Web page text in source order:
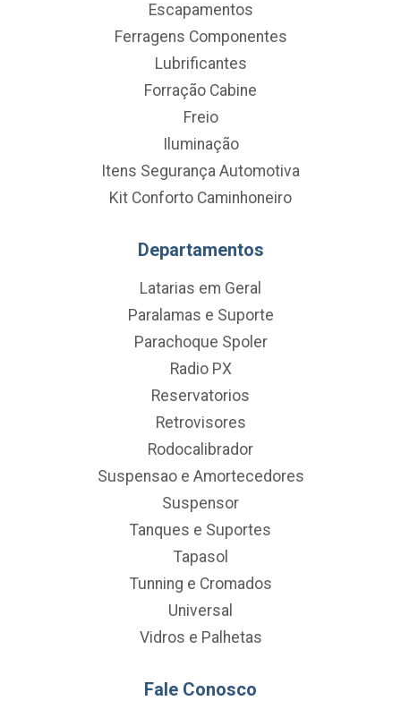
Escapamentos
Ferragens Componentes
Lubrificantes
Forração Cabine
Freio
Iluminação
Itens Segurança Automotiva
Kit Conforto Caminhoneiro
Departamentos
Latarias em Geral
Paralamas e Suporte
Parachoque Spoler
Radio PX
Reservatorios
Retrovisores
Rodocalibrador
Suspensao e Amortecedores
Suspensor
Tanques e Suportes
Tapasol
Tunning e Cromados
Universal
Vidros e Palhetas
Fale Conosco